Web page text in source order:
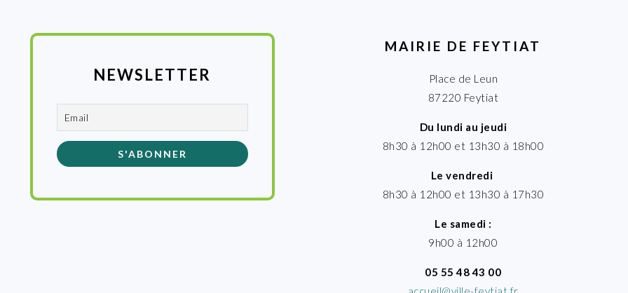
NEWSLETTER
MAIRIE DE FEYTIAT
Place de Leun
87220 Feytiat
Du lundi au jeudi
8h30 à 12h00 et 13h30 à 18h00
Le vendredi
8h30 à 12h00 et 13h30 à 17h30
Le samedi :
9h00 à 12h00
05 55 48 43 00